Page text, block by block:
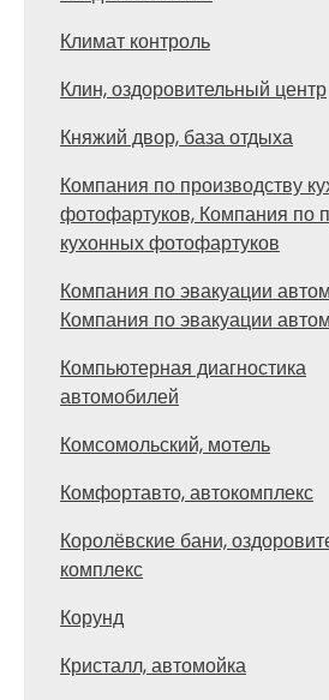
Климат контроль
Клин, оздоровительный центр
Княжий двор, база отдыха
Компания по производству
фотофартуков, Компания по
кухонных фотофартуков
Компания по эвакуации
Компания по эвакуации
Компьютерная диагностика
автомобилей
Комсомольский, мотель
Комфортавто, автокомплекс
Королёвские бани,
комплекс
Корунд
Кристалл, автомойка